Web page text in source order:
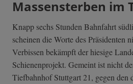
Massensterben im
Knapp sechs Stunden Bahnfahrt
scheinen die Worte des Präsidenten
Verbissen bekämpft der hiesige
Schienenprojekt. Gemeint ist nicht
Tiefbahnhof Stuttgart 21, gegen den